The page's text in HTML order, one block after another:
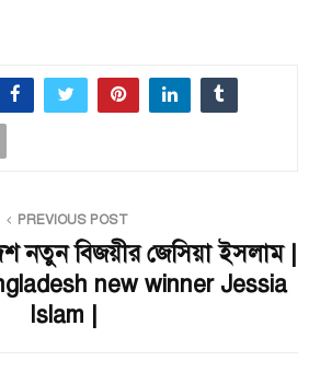
PREVIOUS POST
নতুন বিজয়ীর জেসিয়া ইসলাম |
new winner Jessia
Islam |